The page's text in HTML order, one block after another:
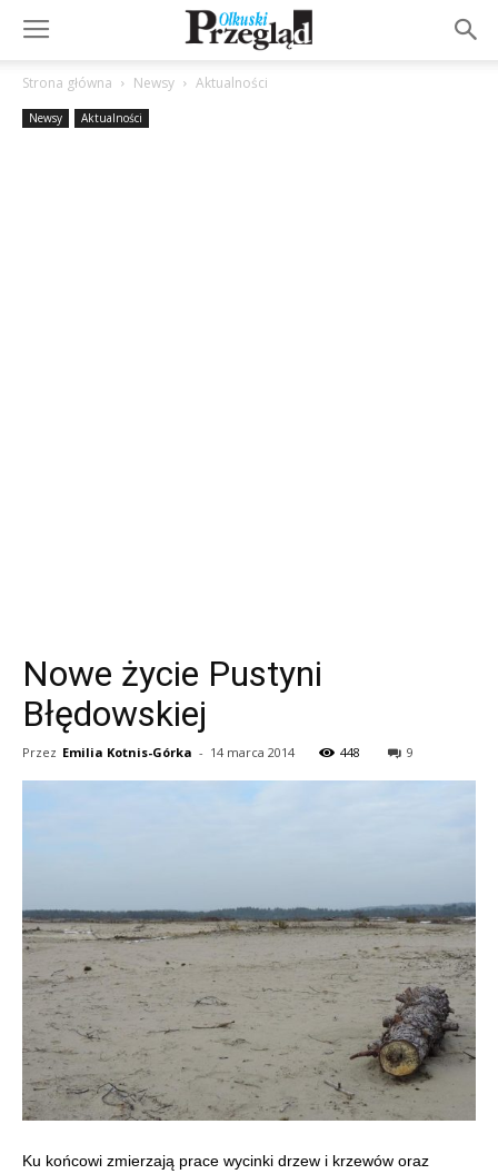
Strona główna Newsy Aktualności
Newsy Aktualności
Nowe życie Pustyni
Błędowskiej
Przez Emilia Kotnis-Górka - 14 marca 2014 448 9
Ku końcowi zmierzają prace wycinki drzew i krzewów oraz